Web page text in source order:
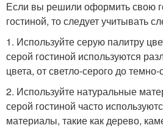
Если вы решили оформить свою
гостиной, то следует учитывать
1. Используйте серую палитру
серой гостиной используются
цвета, от светло-серого до темно-
2. Используйте натуральные
серой гостиной часто
материалы, такие как дерево,